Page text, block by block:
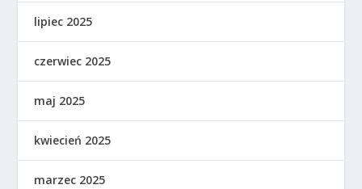
lipiec 2025
czerwiec 2025
maj 2025
kwiecień 2025
marzec 2025